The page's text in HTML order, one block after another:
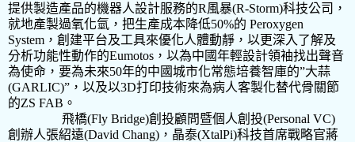
提供製造產品的機器人設計服務的R風暴(R-Storm)科技公司，
就地產製過氧化氫，把生產成本降低50%的 Peroxygen
System ，創建平台及工具來優化人體動靜，以更深入了解及
分析功能性動作的Eumotos ，以為中國年輕設計領袖找出聲音
為使命，要為未來50年的中國城市化常態培養智庫的”大蒜
(GARLIC)” ，以及以3D打印技術來為病人客製化替代骨關節
的ZS FAB 。
飛橋(Fly Bridge)創投顧問暨個人創投(Personal VC)
創辦人張紹遠(David Chang) ，晶泰(XtalPi)科技首席戰略官蔣